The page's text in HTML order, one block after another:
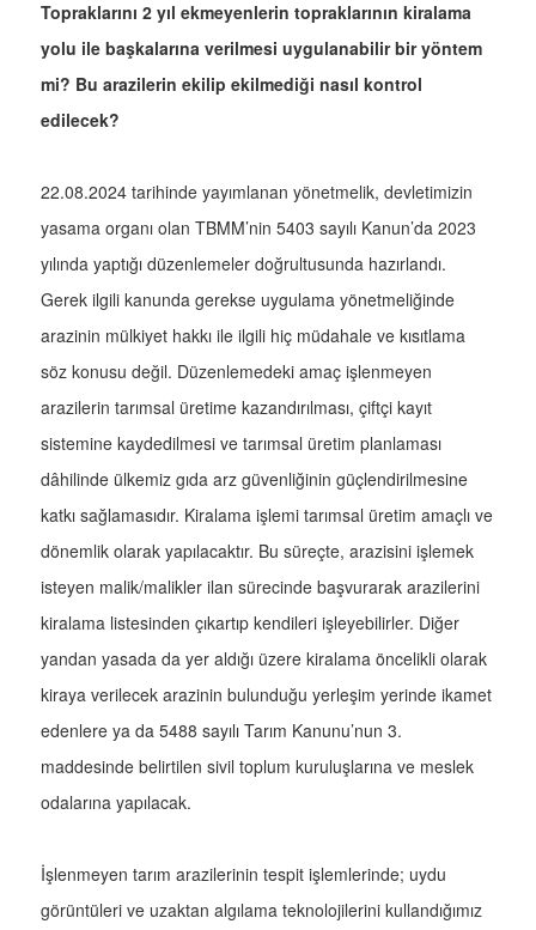
Topraklarını 2 yıl ekmeyenlerin topraklarının kiralama
yolu ile başkalarına verilmesi uygulanabilir bir yöntem
mi? Bu arazilerin ekilip ekilmediği nasıl kontrol
edilecek?
22.08.2024 tarihinde yayımlanan yönetmelik, devletimizin
yasama organı olan TBMM’nin 5403 sayılı Kanun’da 2023
yılında yaptığı düzenlemeler doğrultusunda hazırlandı.
Gerek ilgili kanunda gerekse uygulama yönetmeliğinde
arazinin mülkiyet hakkı ile ilgili hiç müdahale ve kısıtlama
söz konusu değil. Düzenlemedeki amaç işlenmeyen
arazilerin tarımsal üretime kazandırılması, çiftçi kayıt
sistemine kaydedilmesi ve tarımsal üretim planlaması
dâhilinde ülkemiz gıda arz güvenliğinin güçlendirilmesine
katkı sağlamasıdır. Kiralama işlemi tarımsal üretim amaçlı ve
dönemlik olarak yapılacaktır. Bu süreçte, arazisini işlemek
isteyen malik/malikler ilan sürecinde başvurarak arazilerini
kiralama listesinden çıkartıp kendileri işleyebilirler. Diğer
yandan yasada da yer aldığı üzere kiralama öncelikli olarak
kiraya verilecek arazinin bulunduğu yerleşim yerinde ikamet
edenlere ya da 5488 sayılı Tarım Kanunu’nun 3.
maddesinde belirtilen sivil toplum kuruluşlarına ve meslek
odalarına yapılacak.
İşlenmeyen tarım arazilerinin tespit işlemlerinde; uydu
görüntüleri ve uzaktan algılama teknolojilerini kullandığımız